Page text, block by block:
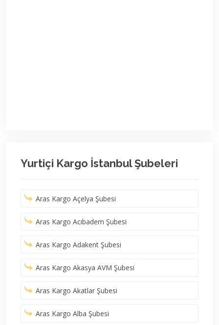
Yurtiçi Kargo İstanbul Şubeleri
Aras Kargo Açelya Şubesi
Aras Kargo Acıbadem Şubesi
Aras Kargo Adakent Şubesi
Aras Kargo Akasya AVM Şubesi
Aras Kargo Akatlar Şubesi
Aras Kargo Alba Şubesi